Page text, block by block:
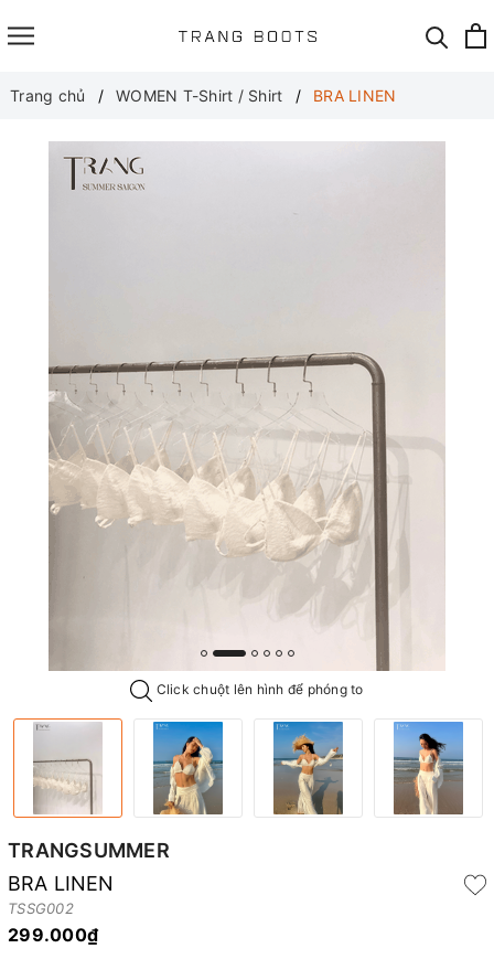
Trang chủ WOMEN T-Shirt / Shirt BRA LINEN
Click chuột lên hình để phóng to
TRANGSUMMER
BRA LINEN
TSSG002
299.000₫